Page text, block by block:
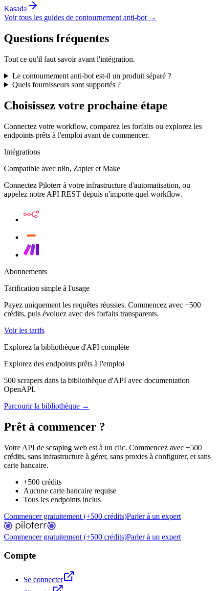
Kasada
Voir tous les guides de contournement anti-bot →
Questions fréquentes
Tout ce qu'il faut savoir avant l'intégration.
Le contournement anti-bot est-il un produit séparé ?
Quels fournisseurs sont supportés ?
Choisissez votre prochaine étape
Connectez votre workflow, comparez les forfaits ou explorez les
endpoints prêts à l'emploi avant de commencer.
Intégrations
Compatible avec n8n, Zapier et Make
Connectez Piloterr à votre infrastructure d'automatisation, ou
appelez notre API REST depuis n'importe quel workflow.
Abonnements
Tarification simple à l'usage
Payez uniquement les requêtes réussies. Commencez avec +500
crédits, puis évoluez avec des forfaits transparents.
Voir les tarifs
Explorez la bibliothèque d'API complète
Explorez des endpoints prêts à l'emploi
500 scrapers dans la bibliothèque d'API avec documentation
OpenAPI.
Parcourir la bibliothèque →
Prêt à commencer ?
Votre API de scraping web est à un clic. Commencez avec +500
crédits, sans infrastructure à gérer, sans proxies à configurer, et sans
carte bancaire.
+500 crédits
Aucune carte bancaire requise
Tous les endpoints inclus
Commencer gratuitement (+500 crédits)Parler à un expert
Commencer gratuitement (+500 crédits)Parler à un expert
Compte
Se connecter